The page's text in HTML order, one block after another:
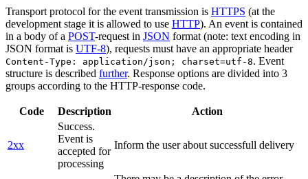
Transport protocol for the event transmission is HTTPS (at the
development stage it is allowed to use HTTP). An event is contained
in a body of a POST-request in JSON format (note: text encoding in
JSON format is UTF-8), requests must have an appropriate header
Content-Type: application/json; charset=utf-8. Event
structure is described further. Response options are divided into 3
groups according to the HTTP-response code.
Code Description Action
2xx
Success.
Event is
accepted for
processing
Inform the user about successfull delivery